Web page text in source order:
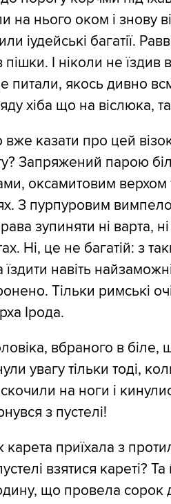
на нього оком і знову
іудейські багатії.
пішки. І ніколи не їздив
питали, якось дивно
хіба що на віслюка,
казати про цей візок
Запряжений парою
оксамитовим
З пурпуровим
зупиняти ні варта,
Ні, це не багатій: з
їздити навіть
Тільки римські
Ірода.
вбраного в біле,
увагу тільки тоді,
на ноги і
з пустелі!
приїхала з
взятися кареті?
що провела сорок